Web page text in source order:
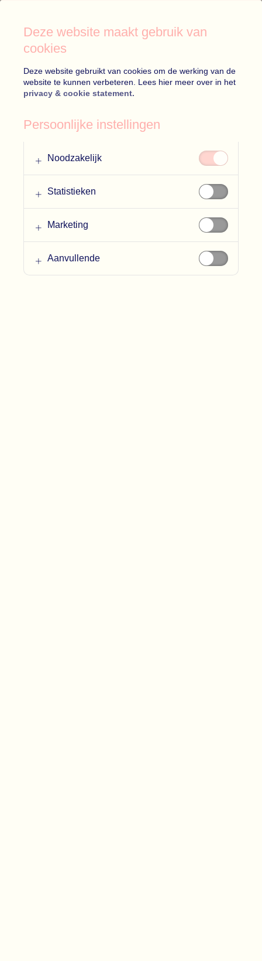
Deze website maakt gebruik van
cookies
Deze website gebruikt van cookies om de werking van de
website te kunnen verbeteren. Lees hier meer over in het
privacy & cookie statement.
Persoonlijke instellingen
Noodzakelijk
Statistieken
Marketing
Aanvullende